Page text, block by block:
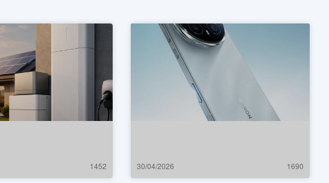
1452 30/04/2026 1690